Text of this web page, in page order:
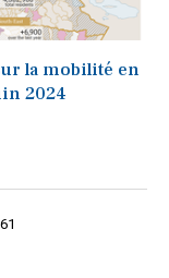
la mobilité en
2024